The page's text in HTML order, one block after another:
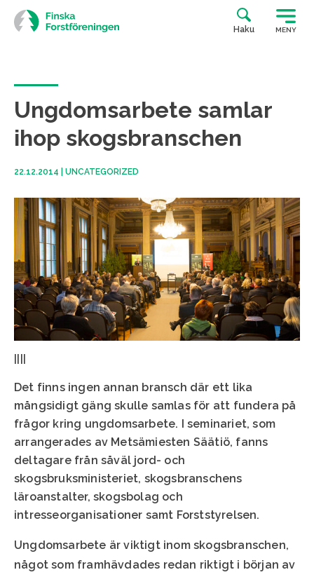
suoraan
sisältöön
Haku MENY
Ungdomsarbete samlar
ihop skogsbranschen
22.12.2014 UNCATEGORIZED
Det finns ingen annan bransch där ett lika
mångsidigt gäng skulle samlas för att fundera på
frågor kring ungdomsarbete. I seminariet, som
arrangerades av Metsämiesten Säätiö, fanns
deltagare från såväl jord- och
skogsbruksministeriet, skogsbranschens
läroanstalter, skogsbolag och
intresseorganisationer samt Forststyrelsen.
Ungdomsarbete är viktigt inom skogsbranschen,
något som framhävdades redan riktigt i början av